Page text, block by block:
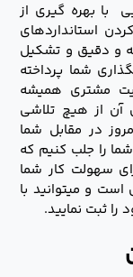
با بهره گیری از
استانداردهای
و دقیق و تشکیل
شما پرداخته
مشتری همیشه
آن از هیچ تلاشی
در مقابل شما
را جلب کنیم که
سهولت کار شما
است و میتوانید با
ثبت نمایید.